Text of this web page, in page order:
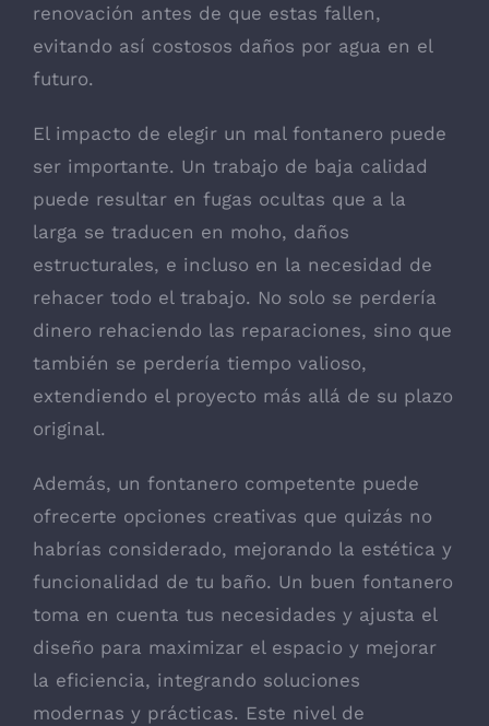
renovación antes de que estas fallen,
evitando así costosos daños por agua en el
futuro.
El impacto de elegir un mal fontanero puede
ser importante. Un trabajo de baja calidad
puede resultar en fugas ocultas que a la
larga se traducen en moho, daños
estructurales, e incluso en la necesidad de
rehacer todo el trabajo. No solo se perdería
dinero rehaciendo las reparaciones, sino que
también se perdería tiempo valioso,
extendiendo el proyecto más allá de su plazo
original.
Además, un fontanero competente puede
ofrecerte opciones creativas que quizás no
habrías considerado, mejorando la estética y
funcionalidad de tu baño. Un buen fontanero
toma en cuenta tus necesidades y ajusta el
diseño para maximizar el espacio y mejorar
la eficiencia, integrando soluciones
modernas y prácticas. Este nivel de